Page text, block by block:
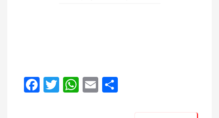
Facebook
Twitter
WhatsApp
Email